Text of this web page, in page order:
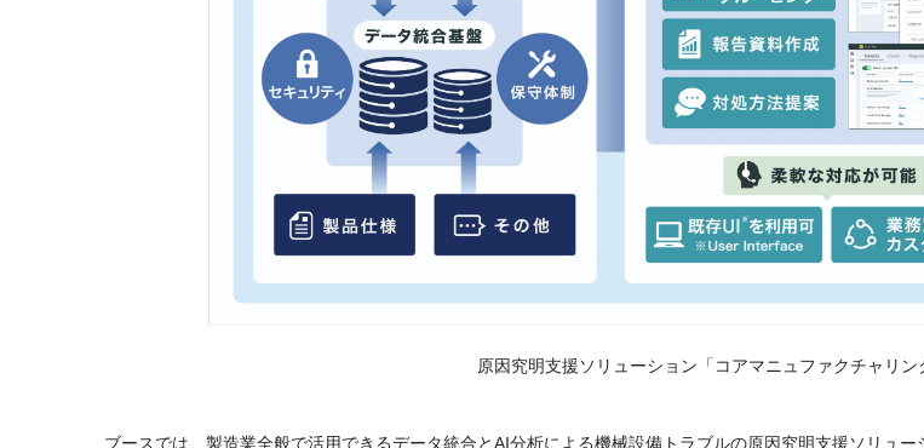
原因究明支援ソリューション「コアマニュファクチャリ
ブースでは、製造業全般で活用できるデータ統合とAI分析による機械設備トラブルの原因究明支援ソリュ